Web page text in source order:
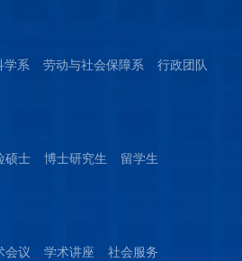
学系 劳动与社会保障系
行政团队
硕士 博士研究生
留学生
会议 学术讲座 社会服务